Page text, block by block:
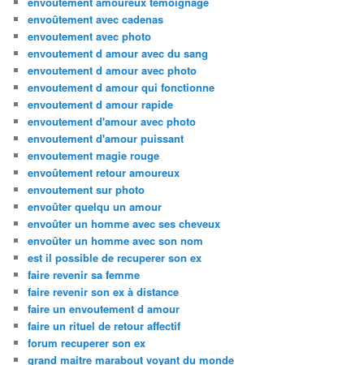
envoûtement avec cadenas
envoutement avec photo
envoutement d amour avec du sang
envoutement d amour avec photo
envoutement d amour qui fonctionne
envoutement d amour rapide
envoutement d'amour avec photo
envoutement d'amour puissant
envoutement magie rouge
envoûtement retour amoureux
envoutement sur photo
envoûter quelqu un amour
envoûter un homme avec ses cheveux
envoûter un homme avec son nom
est il possible de recuperer son ex
faire revenir sa femme
faire revenir son ex à distance
faire un envoutement d amour
faire un rituel de retour affectif
forum recuperer son ex
grand maitre marabout voyant du monde